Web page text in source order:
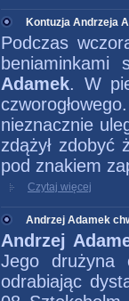
Kontuzja Andrzeja
Podczas
beniaminkami
Adamek. W
nieznacznie
zdążył zdobyć
pod znakiem
Czytaj więcej
Andrzej Adamek
Andrzej
Jego drużyna
odrabiając